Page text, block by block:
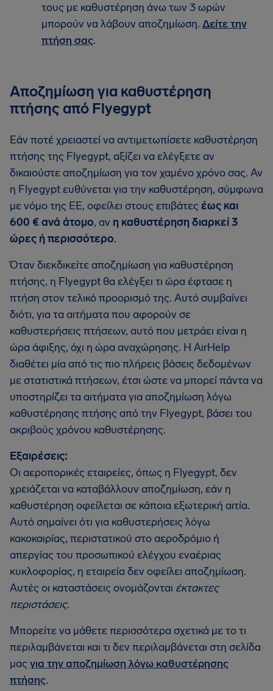
τους με καθυστέρηση άνω των 3 ωρών
μπορούν να λάβουν αποζημίωση. Δείτε την
πτήση σας.
Αποζημίωση για καθυστέρηση
πτήσης από Flyegypt
Εάν ποτέ χρειαστεί να αντιμετωπίσετε καθυστέρηση
πτήσης της Flyegypt, αξίζει να ελέγξετε αν
δικαιούστε αποζημίωση για τον χαμένο χρόνο σας. Αν
η Flyegypt ευθύνεται για την καθυστέρηση, σύμφωνα
με νόμο της ΕΕ, οφείλει στους επιβάτεςέως και
600 € ανά άτομο, αν η καθυστέρηση διαρκεί 3
ώρες ή περισσότερο.
Όταν διεκδικείτε αποζημίωση για καθυστέρηση
πτήσης, η Flyegypt θα ελέγξει τι ώρα έφτασε η
πτήση στον τελικό προορισμό της. Αυτό συμβαίνει
διότι, για τα αιτήματα που αφορούν σε
καθυστερήσεις πτήσεων, αυτό που μετράει είναι η
ώρα άφιξης, όχι η ώρα αναχώρησης. Η AirHelp
διαθέτει μία από τις πιο πλήρεις βάσεις δεδομένων
με στατιστικά πτήσεων, έτσι ώστε να μπορεί πάντα να
υποστηρίζει τα αιτήματα για αποζημίωση λόγω
καθυστέρησης πτήσης από την Flyegypt, βάσει του
ακριβούς χρόνου καθυστέρησης.
Εξαιρέσεις:
Οι αεροπορικές εταιρείες, όπως η Flyegypt, δεν
χρειάζεται να καταβάλλουν αποζημίωση, εάν η
καθυστέρηση οφείλεται σε κάποια εξωτερική αιτία.
Αυτό σημαίνει ότι για καθυστερήσεις λόγω
κακοκαιρίας, περιστατικού στο αεροδρόμιο ή
απεργίας του προσωπικού ελέγχου εναέριας
κυκλοφορίας, η εταιρεία δεν οφείλει αποζημίωση.
Αυτές οι καταστάσεις ονομάζονται έκτακτες
περιστάσεις.
Μπορείτε να μάθετε περισσότερα σχετικά με το τι
περιλαμβάνεται και τι δεν περιλαμβάνεται στη σελίδα
μαςγια την αποζημίωση λόγω καθυστέρησης
πτήσης.